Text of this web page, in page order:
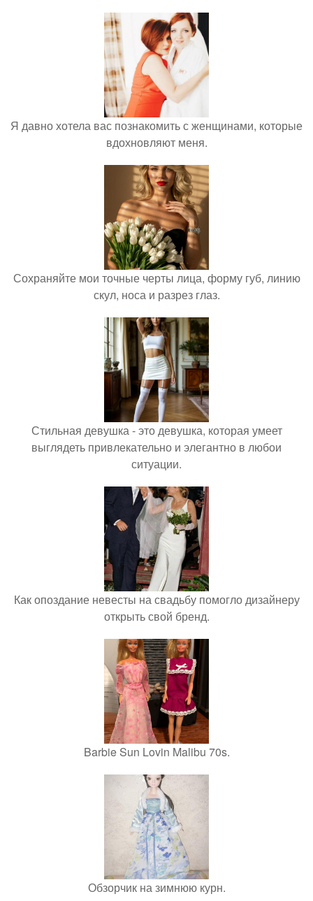
Я давно хотела вас познакомить с женщинами, которые
вдохновляют меня.
Сохраняйте мои точные черты лица, форму губ, линию
скул, носа и разрез глаз.
Стильная девушка - это девушка, которая умеет
выглядеть привлекательно и элегантно в любои
ситуации.
Как опоздание невесты на свадьбу помогло дизайнеру
открыть свой бренд.
Barbie Sun Lovin Malibu 70s.
Обзорчик на зимнюю курн.